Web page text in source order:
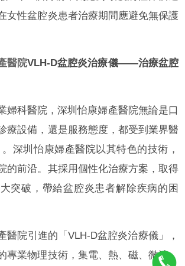
女性盆腔炎患者治療期間應避免無保護
醫院VLH-D盆腔炎治療儀——治療盆腔
婦科醫院，深圳怡康婦產醫院無論是口
療設備，還是服務態度，都受到業界醫
深圳怡康婦產醫院以其特色的技術，
的前沿。其採用個性化治療方案，取得
突破，帶給盆腔炎患者解除疾病的困
醫院引進的「VLH-D盆腔炎治療儀」，
專業物理技術，集電、熱、磁、微波、